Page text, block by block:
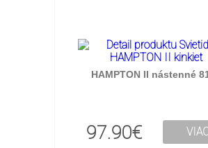
HAMPTON II nástenné
97.90€